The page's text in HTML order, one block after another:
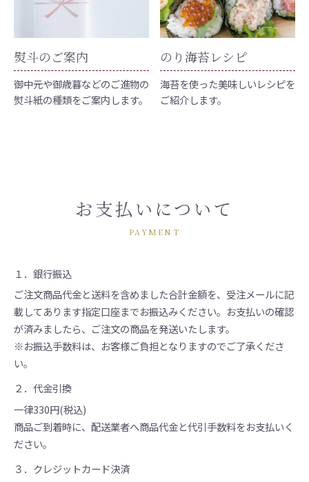
熨斗のご案内
御中元や御歳暮などのご進物の
熨斗紙の種類をご案内します。
のり海苔レシピ
海苔を使った美味しいレシピを
ご紹介します。
お支払いについて
PAYMENT
１．銀行振込
ご注文商品代金と送料を含めました合計金額を、受注メールに記
載してあります指定口座までお振込みください。お支払いの確認
が済みましたら、ご注文の商品を発送いたします。
※お振込手数料は、お客様ご負担となりますのでご了承くださ
い。
２．代金引換
一律330円(税込)
商品ご到着時に、配送業者へ商品代金と代引手数料をお支払いく
ださい。
３．クレジットカード決済